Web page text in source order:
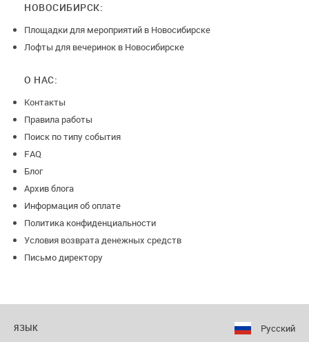
НОВОСИБИРСК:
Площадки для мероприятий в Новосибирске
Лофты для вечеринок в Новосибирске
О НАС:
Контакты
Правила работы
Поиск по типу события
FAQ
Блог
Архив блога
Информация об оплате
Политика конфиденциальности
Условия возврата денежных средств
Письмо директору
ЯЗЫК Русский